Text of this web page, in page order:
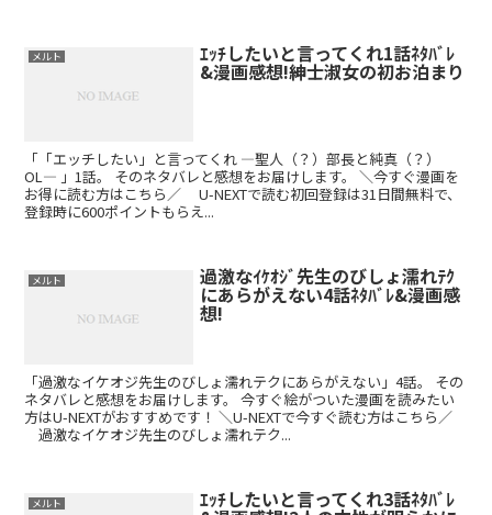
メルト ｴｯﾁしたいと言ってくれ1話ﾈﾀﾊﾞﾚ
&漫画感想!紳士淑女の初お泊まり
「「エッチしたい」と言ってくれ ―聖人（？）部長と純真（？）
OL― 」1話。 そのネタバレと感想をお届けします。 ＼今すぐ漫画を
お得に読む方はこちら／ U-NEXTで読む初回登録は31日間無料で、
登録時に600ポイントもらえ...
メルト 過激なｲｹｵｼﾞ先生のびしょ濡れﾃｸ
にあらがえない4話ﾈﾀﾊﾞﾚ&漫画感
想!
「過激なイケオジ先生のびしょ濡れテクにあらがえない」4話。 その
ネタバレと感想をお届けします。 今すぐ絵がついた漫画を読みたい
方はU-NEXTがおすすめです！ ＼U-NEXTで今すぐ読む方はこちら／
過激なイケオジ先生のびしょ濡れテク...
メルト ｴｯﾁしたいと言ってくれ3話ﾈﾀﾊﾞﾚ